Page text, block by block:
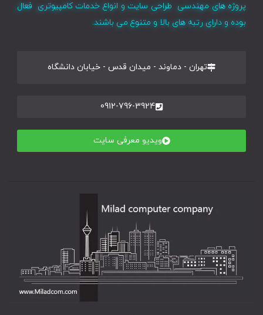
پروژه های مهندسی طراحی سایت و انواع خدمات کامپیوتری فعال
بوده و دارای رتبه های بالا و متنوع می باشند.
تهران - دماوند - میدان قدس - خیابان دانشگاه
0912-796-3924
ویدیو معرفی سایت